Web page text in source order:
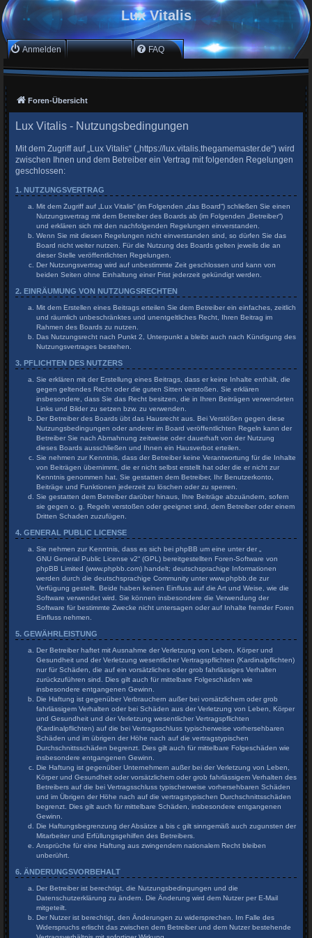
Lux Vitalis
Anmelden Registrieren FAQ
Foren-Übersicht
Lux Vitalis - Nutzungsbedingungen
Mit dem Zugriff auf „Lux Vitalis“ („https://lux.vitalis.thegamemaster.de“) wird
zwischen Ihnen und dem Betreiber ein Vertrag mit folgenden Regelungen
geschlossen:
1. NUTZUNGSVERTRAG
Mit dem Zugriff auf „Lux Vitalis“ (im Folgenden „das Board“) schließen Sie einen
Nutzungsvertrag mit dem Betreiber des Boards ab (im Folgenden „Betreiber“)
und erklären sich mit den nachfolgenden Regelungen einverstanden.
Wenn Sie mit diesen Regelungen nicht einverstanden sind, so dürfen Sie das
Board nicht weiter nutzen. Für die Nutzung des Boards gelten jeweils die an
dieser Stelle veröffentlichten Regelungen.
Der Nutzungsvertrag wird auf unbestimmte Zeit geschlossen und kann von
beiden Seiten ohne Einhaltung einer Frist jederzeit gekündigt werden.
2. EINRÄUMUNG VON NUTZUNGSRECHTEN
Mit dem Erstellen eines Beitrags erteilen Sie dem Betreiber ein einfaches, zeitlich
und räumlich unbeschränktes und unentgeltliches Recht, Ihren Beitrag im
Rahmen des Boards zu nutzen.
Das Nutzungsrecht nach Punkt 2, Unterpunkt a bleibt auch nach Kündigung des
Nutzungsvertrages bestehen.
3. PFLICHTEN DES NUTZERS
Sie erklären mit der Erstellung eines Beitrags, dass er keine Inhalte enthält, die
gegen geltendes Recht oder die guten Sitten verstoßen. Sie erklären
insbesondere, dass Sie das Recht besitzen, die in Ihren Beiträgen verwendeten
Links und Bilder zu setzen bzw. zu verwenden.
Der Betreiber des Boards übt das Hausrecht aus. Bei Verstößen gegen diese
Nutzungsbedingungen oder anderer im Board veröffentlichten Regeln kann der
Betreiber Sie nach Abmahnung zeitweise oder dauerhaft von der Nutzung
dieses Boards ausschließen und Ihnen ein Hausverbot erteilen.
Sie nehmen zur Kenntnis, dass der Betreiber keine Verantwortung für die Inhalte
von Beiträgen übernimmt, die er nicht selbst erstellt hat oder die er nicht zur
Kenntnis genommen hat. Sie gestatten dem Betreiber, Ihr Benutzerkonto,
Beiträge und Funktionen jederzeit zu löschen oder zu sperren.
Sie gestatten dem Betreiber darüber hinaus, Ihre Beiträge abzuändern, sofern
sie gegen o. g. Regeln verstoßen oder geeignet sind, dem Betreiber oder einem
Dritten Schaden zuzufügen.
4. GENERAL PUBLIC LICENSE
Sie nehmen zur Kenntnis, dass es sich bei phpBB um eine unter der „
GNU General Public License v2“ (GPL) bereitgestellten Foren-Software von
phpBB Limited (www.phpbb.com) handelt; deutschsprachige Informationen
werden durch die deutschsprachige Community unter www.phpbb.de zur
Verfügung gestellt. Beide haben keinen Einfluss auf die Art und Weise, wie die
Software verwendet wird. Sie können insbesondere die Verwendung der
Software für bestimmte Zwecke nicht untersagen oder auf Inhalte fremder Foren
Einfluss nehmen.
5. GEWÄHRLEISTUNG
Der Betreiber haftet mit Ausnahme der Verletzung von Leben, Körper und
Gesundheit und der Verletzung wesentlicher Vertragspflichten (Kardinalpflichten)
nur für Schäden, die auf ein vorsätzliches oder grob fahrlässiges Verhalten
zurückzuführen sind. Dies gilt auch für mittelbare Folgeschäden wie
insbesondere entgangenen Gewinn.
Die Haftung ist gegenüber Verbrauchern außer bei vorsätzlichem oder grob
fahrlässigem Verhalten oder bei Schäden aus der Verletzung von Leben, Körper
und Gesundheit und der Verletzung wesentlicher Vertragspflichten
(Kardinalpflichten) auf die bei Vertragsschluss typischerweise vorhersehbaren
Schäden und im übrigen der Höhe nach auf die vertragstypischen
Durchschnittsschäden begrenzt. Dies gilt auch für mittelbare Folgeschäden wie
insbesondere entgangenen Gewinn.
Die Haftung ist gegenüber Unternehmern außer bei der Verletzung von Leben,
Körper und Gesundheit oder vorsätzlichem oder grob fahrlässigem Verhalten des
Betreibers auf die bei Vertragsschluss typischerweise vorhersehbaren Schäden
und im Übrigen der Höhe nach auf die vertragstypischen Durchschnittsschäden
begrenzt. Dies gilt auch für mittelbare Schäden, insbesondere entgangenen
Gewinn.
Die Haftungsbegrenzung der Absätze a bis c gilt sinngemäß auch zugunsten der
Mitarbeiter und Erfüllungsgehilfen des Betreibers.
Ansprüche für eine Haftung aus zwingendem nationalem Recht bleiben
unberührt.
6. ÄNDERUNGSVORBEHALT
Der Betreiber ist berechtigt, die Nutzungsbedingungen und die
Datenschutzerklärung zu ändern. Die Änderung wird dem Nutzer per E-Mail
mitgeteilt.
Der Nutzer ist berechtigt, den Änderungen zu widersprechen. Im Falle des
Widerspruchs erlischt das zwischen dem Betreiber und dem Nutzer bestehende